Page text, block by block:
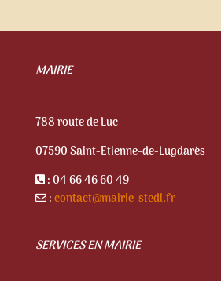
MAIRIE
788 route de Luc
07590 Saint-Etienne-de-Lugdarès
: 04 66 46 60 49
:contact@mairie-stedl.fr
SERVICES EN MAIRIE